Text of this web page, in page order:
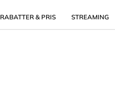
RABATTER & PRIS STREAMING